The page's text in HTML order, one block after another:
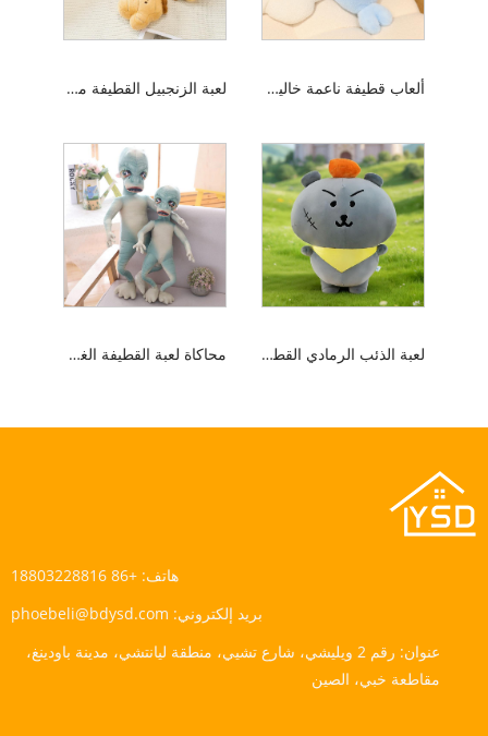
لعبة الزنجبيل القطيفة مع الساق ألعاب قطيفة ناعمة خالية من التساقط
محاكاة لعبة القطيفة الغريبة لعبة الذئب الرمادي القطيفة
هاتف: +86 18803228816
بريد إلكتروني: phoebeli@bdysd.com
عنوان:
رقم 2 ويليشي، شارع تشيي، منطقة ليانتشي، مدينة باودينغ،
مقاطعة خبي، الصين